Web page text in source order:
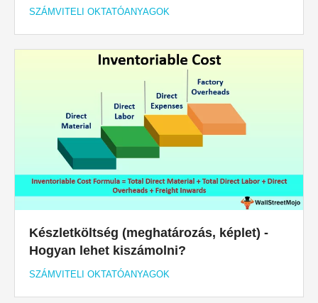
SZÁMVITELI OKTATÓANYAGOK
Készletköltség (meghatározás, képlet) -
Hogyan lehet kiszámolni?
SZÁMVITELI OKTATÓANYAGOK